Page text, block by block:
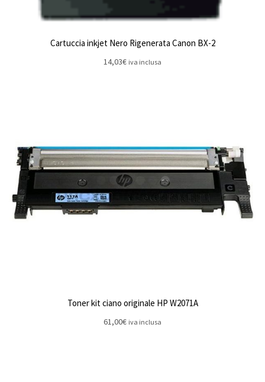
Cartuccia inkjet Nero Rigenerata Canon BX-2
14,03€ iva inclusa
Toner kit ciano originale HP W2071A
61,00€ iva inclusa